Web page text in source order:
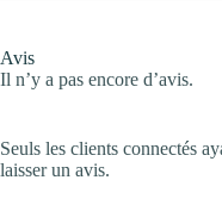
Avis
Il n’y a pas encore d’avis.
Seuls les clients connectés
laisser un avis.